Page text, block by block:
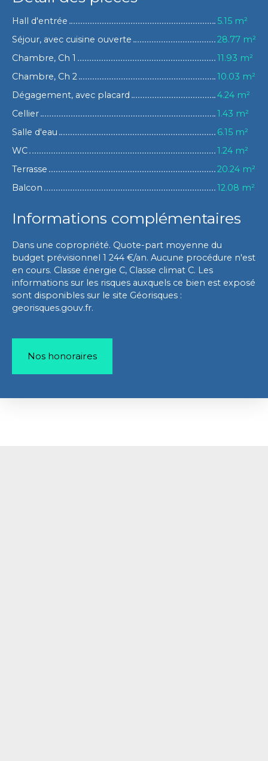
Hall d'entrée
5.15 m²
Séjour, avec cuisine ouverte
28.77 m²
Chambre, Ch 1
11.93 m²
Chambre, Ch 2
10.03 m²
Dégagement, avec placard
4.24 m²
Cellier
1.43 m²
Salle d'eau
6.15 m²
WC
1.24 m²
Terrasse
20.24 m²
Balcon
12.08 m²
Informations complémentaires
Dans une copropriété. Quote-part moyenne du
budget prévisionnel 1 244 €/an. Aucune procédure n'est
en cours. Classe énergie C, Classe climat C. Les
informations sur les risques auxquels ce bien est exposé
sont disponibles sur le site Géorisques :
georisques.gouv.fr.
Nos honoraires